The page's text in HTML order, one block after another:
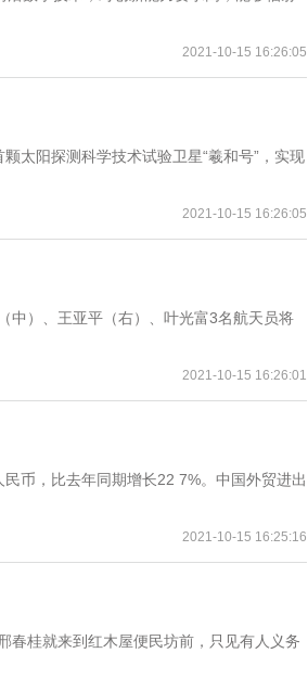
2021-10-15 16:26:05
太阳探测科学技术试验卫星“羲和号”，实现
2021-10-15 16:26:05
中）、王亚平（右）、叶光富3名航天员将
2021-10-15 16:26:01
币，比去年同期增长22 7%。中国外贸进出
2021-10-15 16:25:16
春桂就来到红木屋便民坊前，只见有人义务